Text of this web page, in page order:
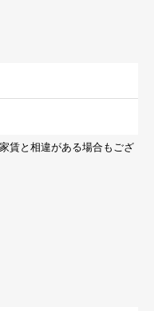
賃と相違がある場合もござ